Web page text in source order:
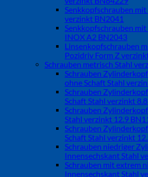
Senkkopfschrauben
verzinkt BN2041
Senkkopfschrauben
INOX A2 BN2043
Linsenkopfschrauben
Pozidriv Form Z
Schrauben metrisch Stahl
Schrauben
ohne Schaft Stahl
Schrauben
Schaft Stahl verzinkt
Schrauben
Stahl verzinkt 12.9
Schrauben
Schaft Stahl verzinkt
Schrauben niedriger
Innensechskant Stahl
Schrauben mit extrem
Innensechskant Stahl